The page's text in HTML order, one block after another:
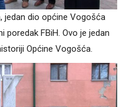
jedan dio općine Vogošća
poredak FBiH. Ovo je jedan
Općine Vogošća.